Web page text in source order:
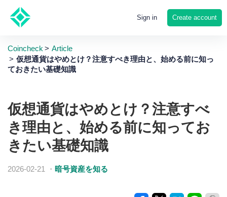
Sign in Create account
Coincheck
Article
仮想通貨はやめとけ？注意すべき理由と、始める前に知っ
ておきたい基礎知識
仮想通貨はやめとけ？注意すべ
き理由と、始める前に知ってお
きたい基礎知識
2026-02-21 ・ 暗号資産を知る